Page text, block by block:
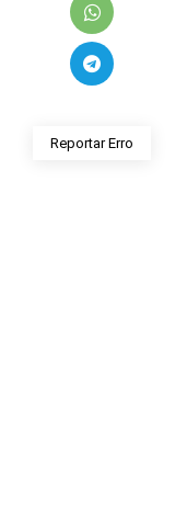
Reportar Erro